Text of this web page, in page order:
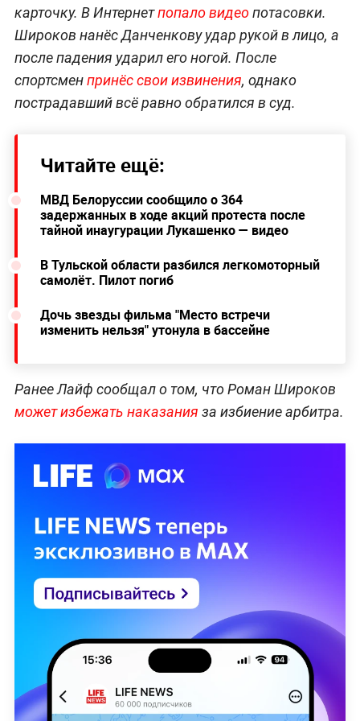
карточку. В Интернетпопало видеопотасовки.
Широков нанёс Данченкову удар рукой в лицо, а
после падения ударил его ногой. После
спортсменпринёс свои извинения, однако
пострадавший всё равно обратился в суд.
Читайте ещё:
МВД Белоруссии сообщило о 364
задержанных в ходе акций протеста после
тайной инаугурации Лукашенко — видео
В Тульской области разбился легкомоторный
самолёт. Пилот погиб
Дочь звезды фильма "Место встречи
изменить нельзя" утонула в бассейне
Ранее Лайф сообщал о том, что Роман Широков
может избежать наказания за избиение арбитра.